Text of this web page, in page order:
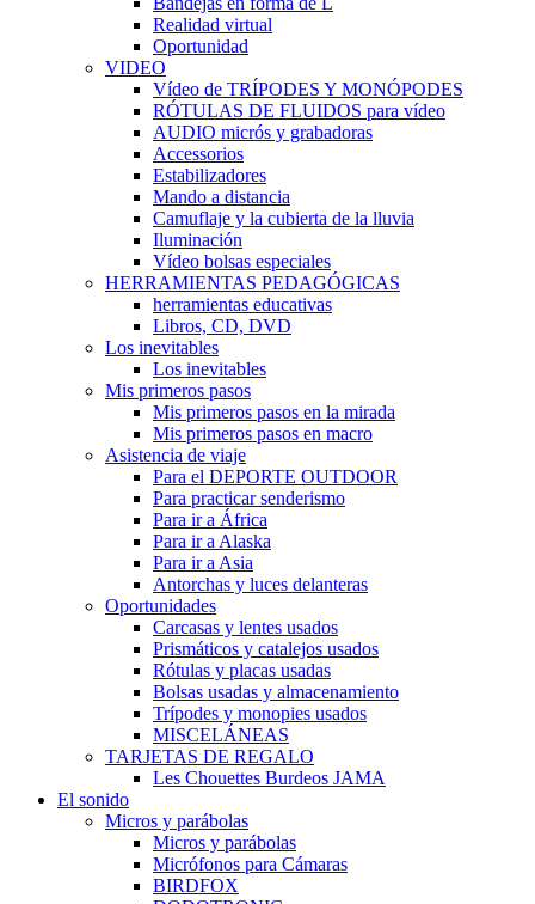
Realidad virtual
Oportunidad
VIDEO
Vídeo de TRÍPODES Y MONÓPODES
RÓTULAS DE FLUIDOS para vídeo
AUDIO micrós y grabadoras
Accessorios
Estabilizadores
Mando a distancia
Camuflaje y la cubierta de la lluvia
Iluminación
Vídeo bolsas especiales
HERRAMIENTAS PEDAGÓGICAS
herramientas educativas
Libros, CD, DVD
Los inevitables
Los inevitables
Mis primeros pasos
Mis primeros pasos en la mirada
Mis primeros pasos en macro
Asistencia de viaje
Para el DEPORTE OUTDOOR
Para practicar senderismo
Para ir a África
Para ir a Alaska
Para ir a Asia
Antorchas y luces delanteras
Oportunidades
Carcasas y lentes usados
Prismáticos y catalejos usados
Rótulas y placas usadas
Bolsas usadas y almacenamiento
Trípodes y monopies usados
MISCELÁNEAS
TARJETAS DE REGALO
Les Chouettes Burdeos JAMA
El sonido
Micros y parábolas
Micros y parábolas
Micrófonos para Cámaras
BIRDFOX